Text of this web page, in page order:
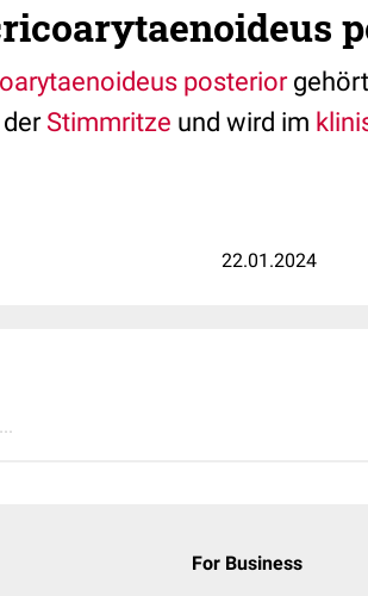
posterior
Stimmritze und wird im
22.01.2024
For Business